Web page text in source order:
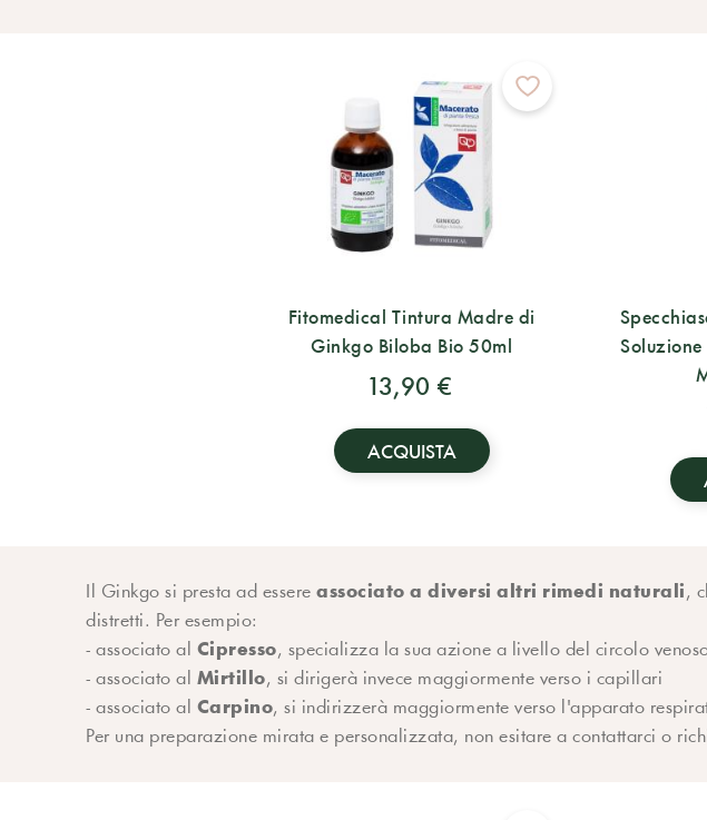
Fitomedical Tintura Madre di
Ginkgo Biloba Bio 50ml
13,90 €
ACQUISTA
Il Ginkgo si presta ad essereassociato a diversi altri rimedi naturali,
distretti. Per esempio:
- associato al Cipresso, specializza la sua azione a livello del circolo
- associato al Mirtillo, si dirigerà invece maggiormente verso i capillari
- associato al Carpino, si indirizzerà maggiormente verso l'apparato
Per una preparazione mirata e personalizzata, non esitare a contattarci o